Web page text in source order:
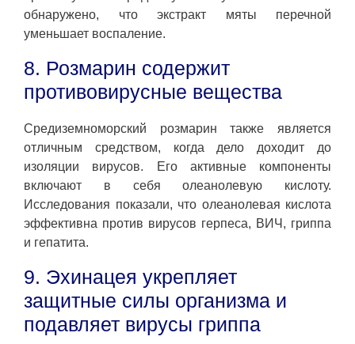
обнаружено, что экстракт мяты перечной
уменьшает воспаление.
8. Розмарин содержит
противовирусные вещества
Средиземноморский розмарин также является
отличным средством, когда дело доходит до
изоляции вирусов. Его активные компоненты
включают в себя олеанолевую кислоту.
Исследования показали, что олеанолевая кислота
эффективна против вирусов герпеса, ВИЧ, гриппа
и гепатита.
9. Эхинацея укрепляет
защитные силы организма и
подавляет вирусы гриппа